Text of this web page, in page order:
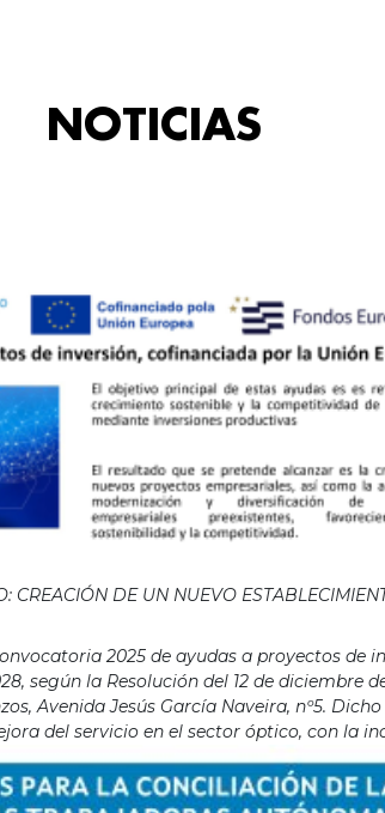
NOTICIAS
CREACIÓN DE UN NUEVO
2025 de ayudas a proyectos
según la Resolución del 12 de diciembre
Avenida Jesús García Naveira, nº5.
del servicio en el sector óptico, con la